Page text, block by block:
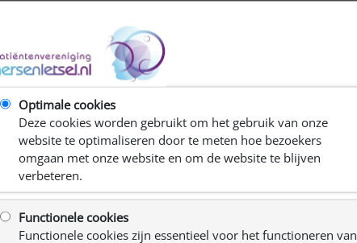
een aantal provincies in Nederland. Binnen dit
sinds 2019 mensen met hersenletsel en hun
hun leven. De casemanagers kunnen jou bijvoorbeeld
in huis terug te brengen.
krijgt vervolg
om nog vijf jaar verder te gaan. Dit geeft ruimte
Er komt in 2023 een landelijke organisatie en in
inzetbaar zijn.
aan gespecialiseerde cliëntondersteuning voor
onze ambassadeur en bestuurder Regio Oost Paul van
Optimale cookies
Deze cookies worden gebruikt om het gebruik van onze
website te optimaliseren door te meten hoe bezoekers
omgaan met onze website en om de website te blijven
verbeteren.
Functionele cookies
Functionele cookies zijn essentieel voor het functioneren van